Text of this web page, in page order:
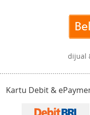
dijual
Kartu Debit &